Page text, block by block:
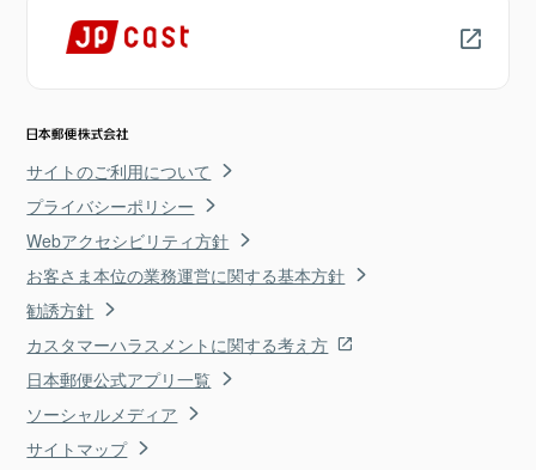
サイトのご利用について
プライバシーポリシー
Webアクセシビリティ方針
お客さま本位の業務運営に関する基本方針
勧誘方針
カスタマーハラスメントに関する考え方
日本郵便公式アプリ一覧
ソーシャルメディア
サイトマップ